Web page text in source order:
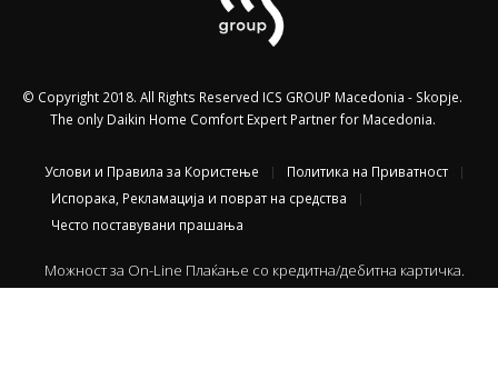
© Copyright 2018. All Rights Reserved ICS GROUP Macedonia - Skopje.
The only Daikin Home Comfort Expert Partner for Macedonia.
Услови и Правила за Користење
Политика на Приватност
Испорака, Рекламација и поврат на средства
Често поставувани прашања
Можност за On-Line Плаќање со кредитна/дебитна картичка.